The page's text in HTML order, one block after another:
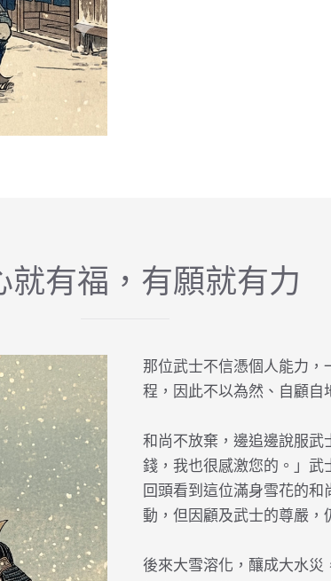
就有福，有願就有力
那位武士不信憑個人能力
程，因此不以為然、自顧自
和尚不放棄，邊追邊說服武
錢，我也很感激您的。」武
回頭看到這位滿身雪花的
動，但因顧及武士的尊嚴，
後來大雪溶化，釀成大水災